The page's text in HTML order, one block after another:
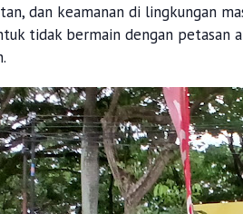
dan keamanan di lingkungan
tidak bermain dengan petasan